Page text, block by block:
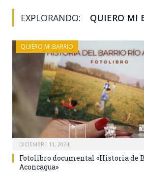
EXPLORANDO: QUIERO MI
QUIERO MI BARRIO
DICIEMBRE 11, 2024
Fotolibro documental «Historia de
Aconcagua»